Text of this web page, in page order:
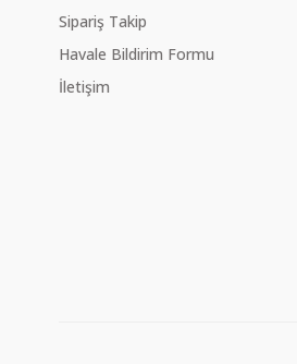
Sipariş Takip
Havale Bildirim Formu
İletişim